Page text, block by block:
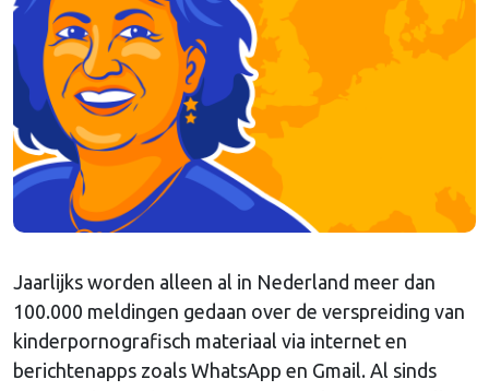
Jaarlijks worden alleen al in Nederland meer dan
100.000 meldingen gedaan over de verspreiding van
kinderpornografisch materiaal via internet en
berichtenapps zoals WhatsApp en Gmail. Al sinds